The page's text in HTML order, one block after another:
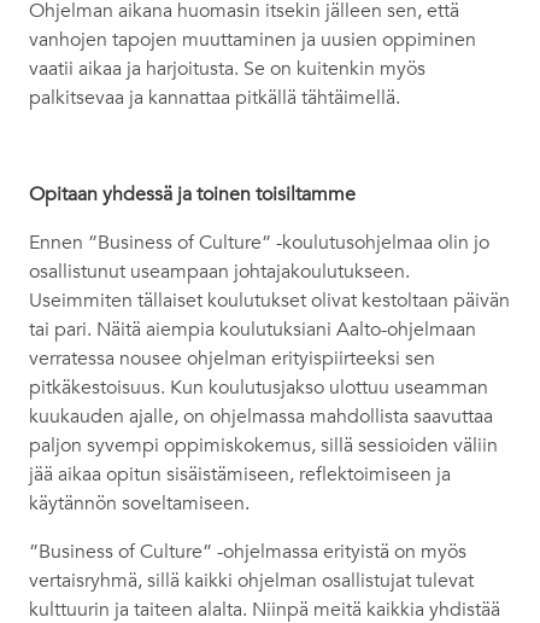
Ohjelman aikana huomasin itsekin jälleen sen, että
vanhojen tapojen muuttaminen ja uusien oppiminen
vaatii aikaa ja harjoitusta. Se on kuitenkin myös
palkitsevaa ja kannattaa pitkällä tähtäimellä.
Opitaan yhdessä ja toinen toisiltamme
Ennen ”Business of Culture” -koulutusohjelmaa olin jo
osallistunut useampaan johtajakoulutukseen.
Useimmiten tällaiset koulutukset olivat kestoltaan päivän
tai pari. Näitä aiempia koulutuksiani Aalto-ohjelmaan
verratessa nousee ohjelman erityispiirteeksi sen
pitkäkestoisuus. Kun koulutusjakso ulottuu useamman
kuukauden ajalle, on ohjelmassa mahdollista saavuttaa
paljon syvempi oppimiskokemus, sillä sessioiden väliin
jää aikaa opitun sisäistämiseen, reflektoimiseen ja
käytännön soveltamiseen.
”Business of Culture” -ohjelmassa erityistä on myös
vertaisryhmä, sillä kaikki ohjelman osallistujat tulevat
kulttuurin ja taiteen alalta. Niinpä meitä kaikkia yhdistää